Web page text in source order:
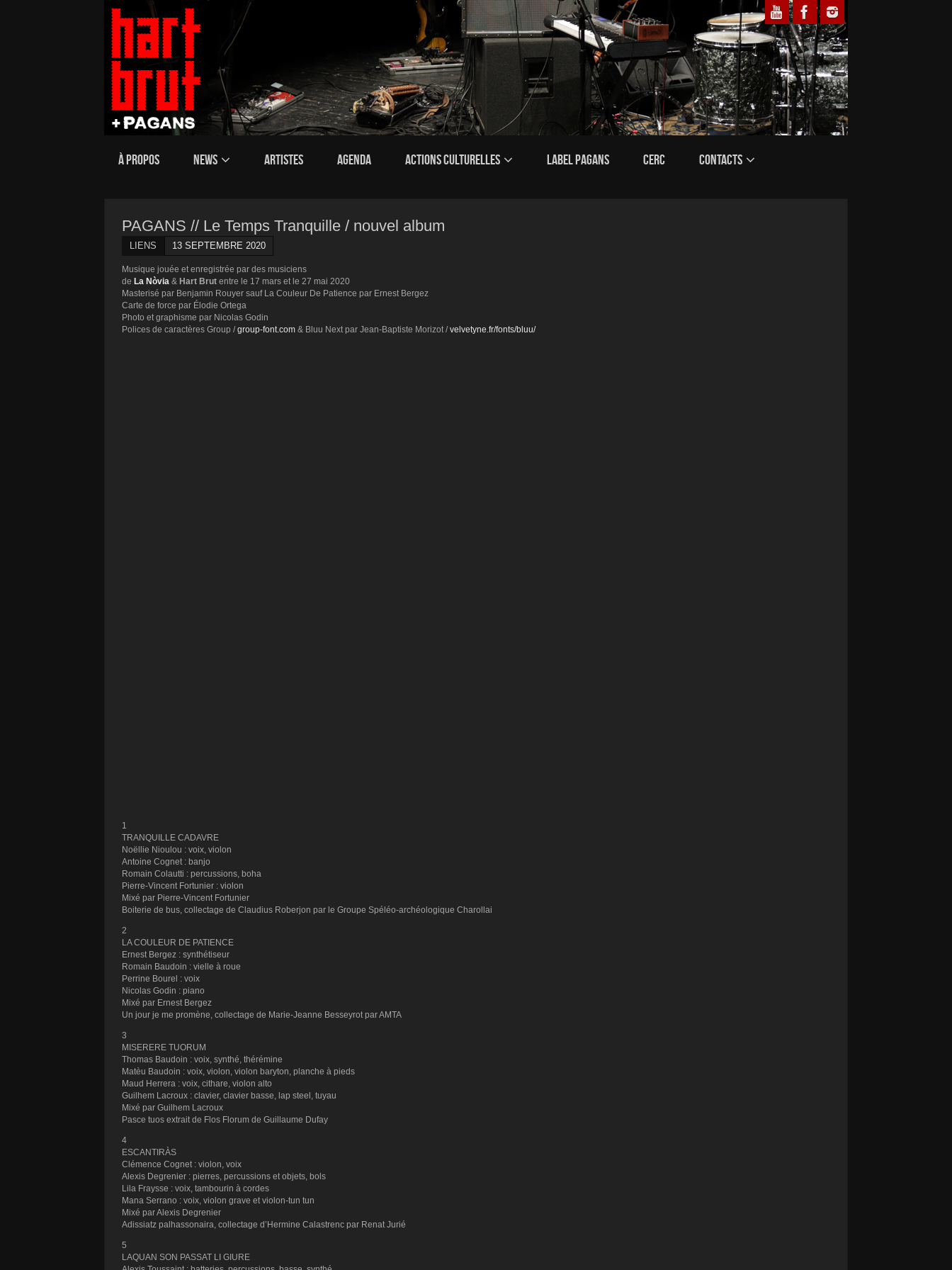
À PROPOS NEWS ARTISTES AGENDA ACTIONS CULTURELLES LABEL PAGANS CERC CONTACTS
PAGANS // Le Temps Tranquille / nouvel album
LIENS 13 SEPTEMBRE 2020
Musique jouée et enregistrée par des musiciens
de La Nòvia & Hart Brut entre le 17 mars et le 27 mai 2020
Masterisé par Benjamin Rouyer sauf La Couleur De Patience par Ernest Bergez
Carte de force par Élodie Ortega
Photo et graphisme par Nicolas Godin
Polices de caractères Group /group-font.com & Bluu Next par Jean-Baptiste Morizot /velvetyne.fr/fonts/bluu/
1
TRANQUILLE CADAVRE
Noëllie Nioulou : voix, violon
Antoine Cognet : banjo
Romain Colautti : percussions, boha
Pierre-Vincent Fortunier : violon
Mixé par Pierre-Vincent Fortunier
Boiterie de bus, collectage de Claudius Roberjon par le Groupe Spéléo-archéologique Charollai
2
LA COULEUR DE PATIENCE
Ernest Bergez : synthétiseur
Romain Baudoin : vielle à roue
Perrine Bourel : voix
Nicolas Godin : piano
Mixé par Ernest Bergez
Un jour je me promène, collectage de Marie-Jeanne Besseyrot parAMTA
3
MISERERE TUORUM
Thomas Baudoin : voix, synthé, thérémine
Matèu Baudoin : voix, violon, violon baryton, planche à pieds
Maud Herrera : voix, cithare, violon alto
Guilhem Lacroux : clavier, clavier basse, lap steel, tuyau
Mixé par Guilhem Lacroux
Pasce tuos extrait de Flos Florum de Guillaume Dufay
4
ESCANTIRÀS
Clémence Cognet : violon, voix
Alexis Degrenier : pierres, percussions et objets, bols
Lila Fraysse : voix, tambourin à cordes
Mana Serrano : voix, violon grave et violon-tun tun
Mixé par Alexis Degrenier
Adissiatz palhassonaira, collectage d’Hermine Calastrenc par Renat Jurié
5
LAQUAN SON PASSAT LI GIURE